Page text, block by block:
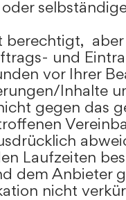
und
vor Ihrer
Inhalte
gegen das
Laufzeiten
dem Anbieter
nicht